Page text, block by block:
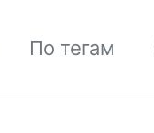
По тегам